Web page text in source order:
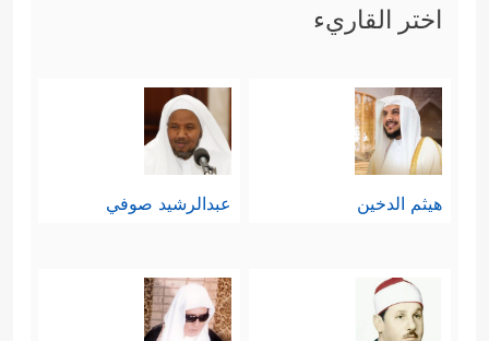
اختر القاريء
هيثم الدخين عبدالرشيد صوفي